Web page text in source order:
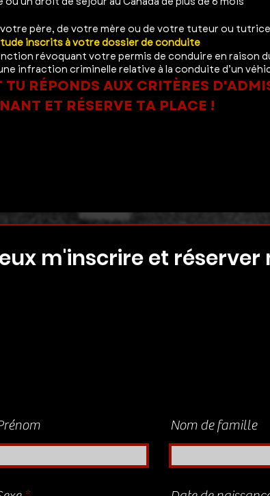
père, de votre mère ou de votre tuteur ou tutrice,
inscrits à votre dossier de conduite
révoquant votre permis de conduire en raison
infraction criminelle relative à la conduite d’un
RÉPONDS AUX CRITÈRES
ET RÉSERVE TA PLACE !
m'inscrire et réserver
Nom de famille